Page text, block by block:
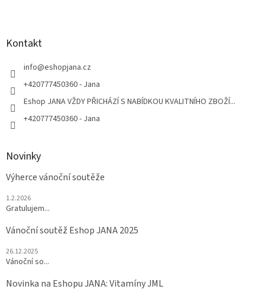
k
Z
Kontakt
info@eshopjana.cz
+420777450360 - Jana
Eshop JANA VŽDY PŘICHÁZÍ S NABÍDKOU KVALITNÍHO ZBOŽÍ...
+420777450360 - Jana
Novinky
Výherce vánoční soutěže
1.2.2026
Gratulujem...
Vánoční soutěž Eshop JANA 2025
26.12.2025
Vánoční so...
Novinka na Eshopu JANA: Vitamíny JML